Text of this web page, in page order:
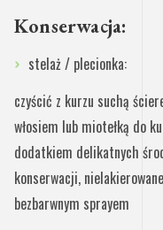
Konserwacja:
stelaż / plecionka:
czyścić z kurzu suchą
włosiem lub miotełką do
dodatkiem delikatnych
konserwacji,
bezbarwnym sprayem